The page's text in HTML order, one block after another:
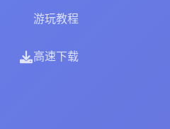
游玩教程
高速下载